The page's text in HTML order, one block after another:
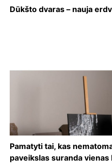
Dūkšto dvaras – nauja
Pamatyti tai, kas
paveikslas suranda vienas